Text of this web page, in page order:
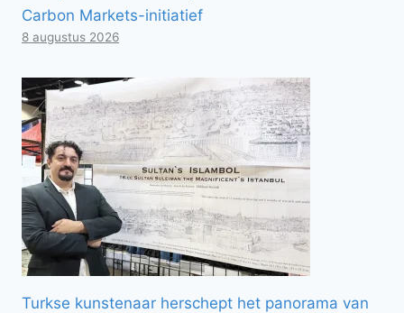
Carbon Markets-initiatief
8 augustus 2026
Turkse kunstenaar herschept het panorama van